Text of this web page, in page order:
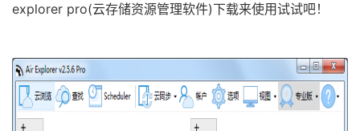
explorer pro(云存储资源管理软件)下载来使用试试吧！